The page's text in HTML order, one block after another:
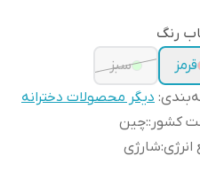
رنگ
قرمز
سبز
: دیگر محصولات دخترانه
کشور::چین
انرژی:شارژی